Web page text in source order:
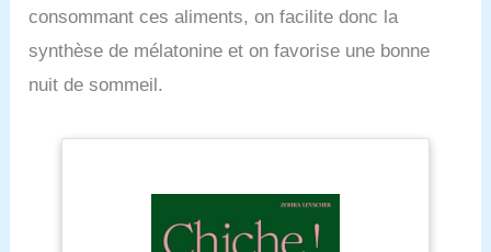
consommant ces aliments, on facilite donc la
synthèse de mélatonine et on favorise une bonne
nuit de sommeil.